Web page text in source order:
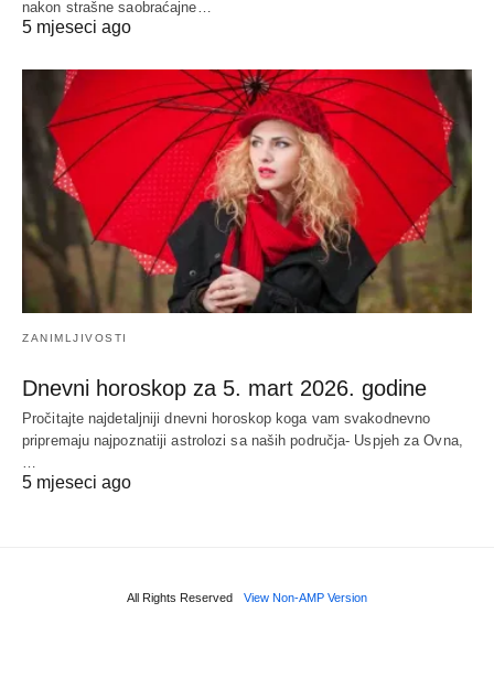
nakon strašne saobraćajne…
5 mjeseci ago
ZANIMLJIVOSTI
Dnevni horoskop za 5. mart 2026. godine
Pročitajte najdetaljniji dnevni horoskop koga vam svakodnevno
pripremaju najpoznatiji astrolozi sa naših područja- Uspjeh za Ovna,
…
5 mjeseci ago
All Rights Reserved View Non-AMP Version